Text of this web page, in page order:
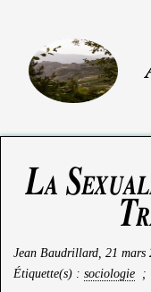
La
Jean Baudrillard 21 mars
Étiquette(s) : sociologie ;